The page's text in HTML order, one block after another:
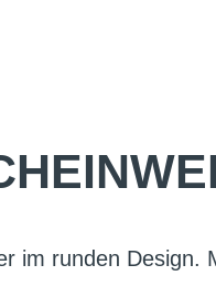
im runden Design.